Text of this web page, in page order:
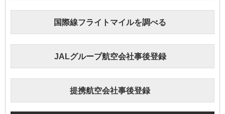
国際線フライトマイルを調べる
JALグループ航空会社事後登録
提携航空会社事後登録